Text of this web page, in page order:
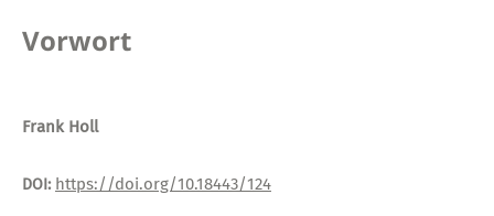
Vorwort
Frank Holl
DOI: https://doi.org/10.18443/124